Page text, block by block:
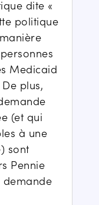
dite «
politique
Medicaid
plus,
(et qui
à une
sont
Pennie